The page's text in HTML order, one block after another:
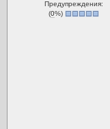
Предупреждения:
(0%)